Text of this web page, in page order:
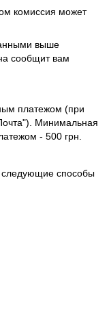
комиссия может
выше
сообщит вам
платежом (при
Минимальная
- 500 грн.
способы